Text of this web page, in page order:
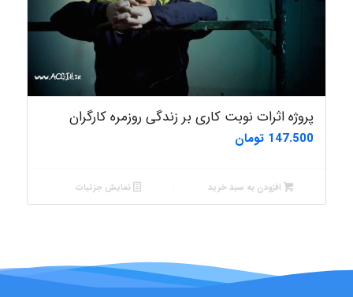
پروژه اثرات نوبت کاری بر زندگی روزمره کارگران
147.500 تومان
افزودن به سبد خرید نمایش جزئیات